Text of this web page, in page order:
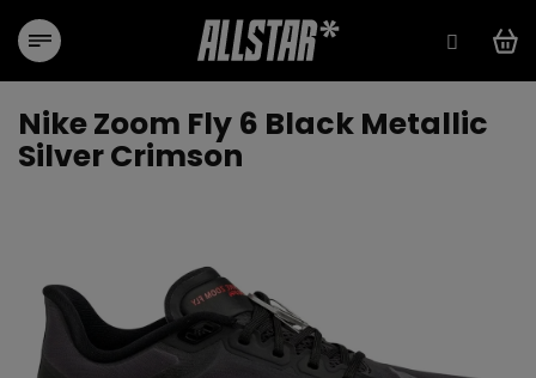
obsah
Nike Zoom Fly 6 Black Metallic
Silver Crimson